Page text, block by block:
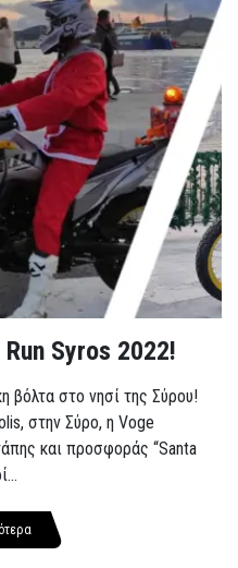
Syros 2022!
βόλτα στο νησί της Σύρου!
στην Σύρο, η Voge
και προσφοράς “Santa